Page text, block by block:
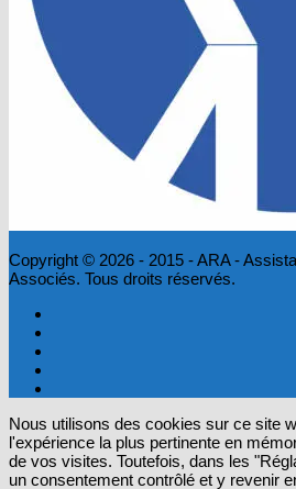
Copyright © 2026 - 2015 - ARA -
Associés. Tous droits réservés.
Nous utilisons des cookies sur ce site
l'expérience la plus pertinente en
de vos visites. Toutefois, dans les
un consentement contrôlé et y revenir